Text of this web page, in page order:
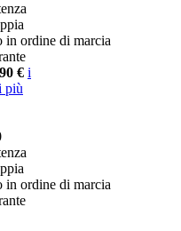
in ordine di marcia
€ i
più
in ordine di marcia